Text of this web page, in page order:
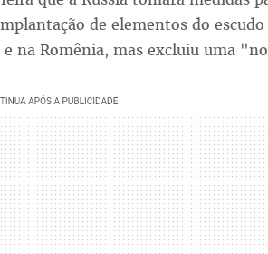
de elementos do
na Romênia, mas excluiu uma